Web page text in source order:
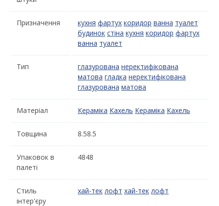
Призначення кухня фартух коридор ванна туалет
будинок стіна кухня коридор фартух
ванна туалет
Тип глазурована неректифікована
матова гладка неректифікована
глазурована матова
Матеріал Кераміка Кахель Кераміка Кахель
Товщина 8.58.5
Упаковок в
палеті
4848
Стиль
інтер'єру
хай-тек лофт хай-тек лофт